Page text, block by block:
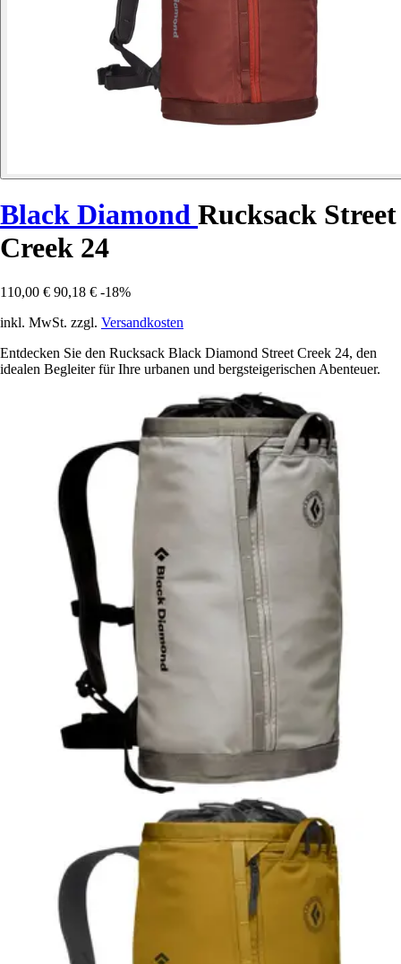
Black Diamond Rucksack Street
Creek 24
110,00 € 90,18 € -18%
inkl. MwSt. zzgl. Versandkosten
Entdecken Sie den Rucksack Black Diamond Street Creek 24, den
idealen Begleiter für Ihre urbanen und bergsteigerischen Abenteuer.